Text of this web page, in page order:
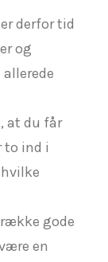
derfor tid
og
at du får
to ind i
gode
en